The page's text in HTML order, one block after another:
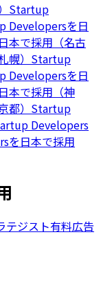
Startup
Developersを日
本で採用（名古
） Startup
Developersを日
本で採用（神
） Startup
Developers
を日本で採用
テジスト有料広告